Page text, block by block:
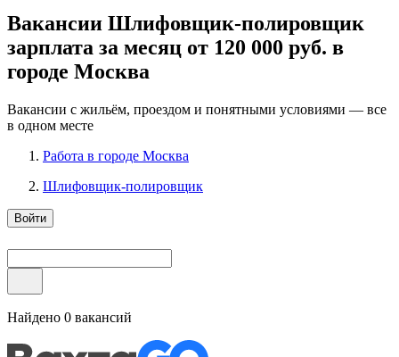
Вакансии Шлифовщик-полировщик
зарплата за месяц от 120 000 руб. в
городе Москва
Вакансии с жильём, проездом и понятными условиями — все
в одном месте
Работа в городе Москва
Шлифовщик-полировщик
Войти
Найдено 0 вакансий